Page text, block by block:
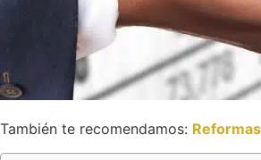
También te recomendamos: